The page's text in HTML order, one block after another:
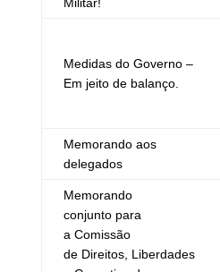
Medidas do Governo –
Em jeito de balanço.
Memorando aos
delegados
Memorando
conjunto para
a Comissão
de Direitos, Liberdades